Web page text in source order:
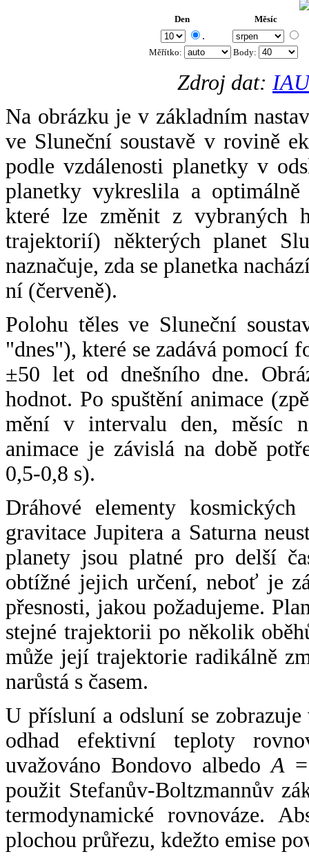
Den Měsíc
.
Měřítko: Body:
Zdroj dat:
Na obrázku je v základním
ve Sluneční soustavě v rovině
podle vzdálenosti planetky v
planetky vykreslila a
které lze změnit z vybraných
trajektorií) některých planet
naznačuje, zda se planetka
ní (červeně).
Polohu těles ve Sluneční
"dnes"), které se zadává pomocí
±50 let od dnešního dne.
hodnot. Po spuštění animace
mění v intervalu den, měsíc
animace je závislá na době
0,5-0,8 s).
Dráhové elementy
gravitace Jupitera a Saturna
planety jsou platné pro delší
obtížné jejich určení, neboť je
přesnosti, jakou požadujeme.
stejné trajektorii po několik
může její trajektorie radikálně
narůstá s časem.
U přísluní a odsluní se
odhad efektivní teploty
uvažováno Bondovo albedoA
použit Stefanův-Boltzmannův
termodynamické rovnováze.
plochou průřezu, kdežto emise